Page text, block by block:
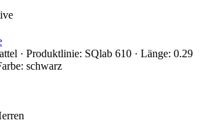
· Produktlinie: SQlab 610 · Länge: 0.29
schwarz